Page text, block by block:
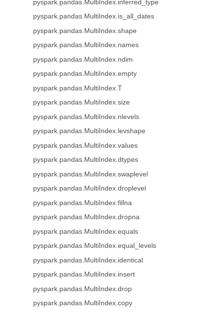
pyspark.pandas.MultiIndex.inferred_type
pyspark.pandas.MultiIndex.is_all_dates
pyspark.pandas.MultiIndex.shape
pyspark.pandas.MultiIndex.names
pyspark.pandas.MultiIndex.ndim
pyspark.pandas.MultiIndex.empty
pyspark.pandas.MultiIndex.T
pyspark.pandas.MultiIndex.size
pyspark.pandas.MultiIndex.nlevels
pyspark.pandas.MultiIndex.levshape
pyspark.pandas.MultiIndex.values
pyspark.pandas.MultiIndex.dtypes
pyspark.pandas.MultiIndex.swaplevel
pyspark.pandas.MultiIndex.droplevel
pyspark.pandas.MultiIndex.fillna
pyspark.pandas.MultiIndex.dropna
pyspark.pandas.MultiIndex.equals
pyspark.pandas.MultiIndex.equal_levels
pyspark.pandas.MultiIndex.identical
pyspark.pandas.MultiIndex.insert
pyspark.pandas.MultiIndex.drop
pyspark.pandas.MultiIndex.copy